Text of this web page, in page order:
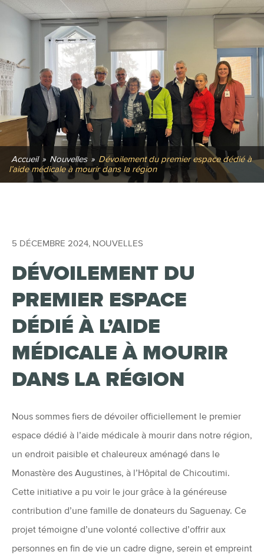
Accueil » Nouvelles » Dévoilement du premier espace dédié à
l’aide médicale à mourir dans la région
5 DÉCEMBRE 2024, NOUVELLES
DÉVOILEMENT DU
PREMIER ESPACE
DÉDIÉ À L’AIDE
MÉDICALE À MOURIR
DANS LA RÉGION
Nous sommes fiers de dévoiler officiellement le premier
espace dédié à l’aide médicale à mourir dans notre région,
un endroit paisible et chaleureux aménagé dans le
Monastère des Augustines, à l’Hôpital de Chicoutimi.
Cette initiative a pu voir le jour grâce à la généreuse
contribution d’une famille de donateurs du Saguenay. Ce
projet témoigne d’une volonté collective d’offrir aux
personnes en fin de vie un cadre digne, serein et empreint